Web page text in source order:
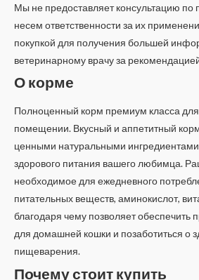
Мы не предоставляет консультацию по
несем ответственности за их
покупкой для получения большей
ветеринарному врачу за
О корме
Полноценный корм премиум класса
помещении. Вкусный и аппетитный
ценными натуральными
здорового питания вашего любимца.
необходимое для ежедневного
питательных веществ, аминокислот,
благодаря чему позволяет обеспечить
для домашней кошки и позаботиться о
пищеварения.
Почему стоит купить